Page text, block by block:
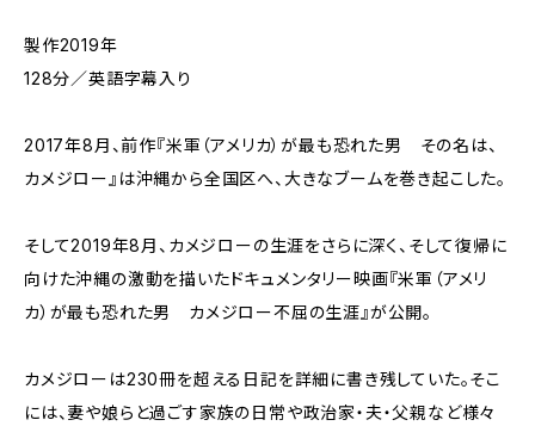
製作2019年
128分／英語字幕入り
2017年8月、前作『米軍（アメリカ）が最も恐れた男 その名は、
カメジロー』は沖縄から全国区へ、大きなブームを巻き起こした。
そして2019年8月、カメジローの生涯をさらに深く、そして復帰に
向けた沖縄の激動を描いたドキュメンタリー映画『米軍（アメリ
カ）が最も恐れた男 カメジロー不屈の生涯』が公開。
カメジローは230冊を超える日記を詳細に書き残していた。そこ
には、妻や娘らと過ごす家族の日常や政治家・夫・父親など様々